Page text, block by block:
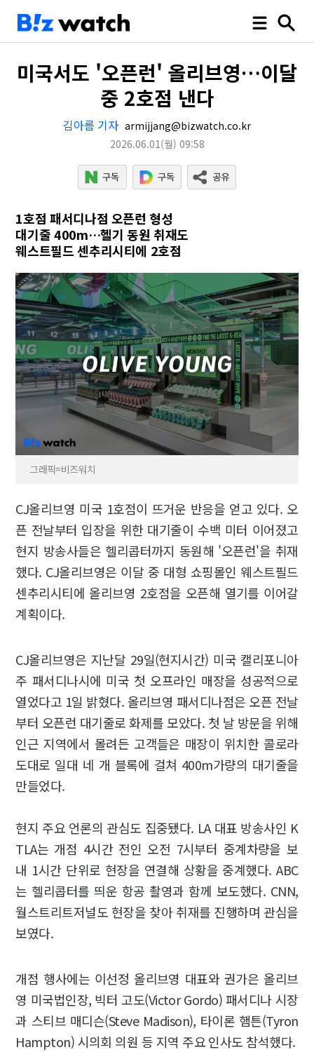
미국서도 '오픈런' 올리브영…이달
중 2호점 낸다
김아름 기자 armijjang@bizwatch.co.kr
2026.06.01(월) 09:58
1호점 패서디나점 오픈런 형성
대기줄 400m…헬기 동원 취재도
웨스트필드 센추리시티에 2호점
그래픽=비즈워치
CJ올리브영 미국 1호점이 뜨거운 반응을 얻고 있다. 오
픈 전날부터 입장을 위한 대기줄이 수백 미터 이어졌고
현지 방송사들은 헬리콥터까지 동원해 '오픈런'을 취재
했다. CJ올리브영은 이달 중 대형 쇼핑몰인 웨스트필드
센추리시티에 올리브영 2호점을 오픈해 열기를 이어갈
계획이다.
CJ올리브영은 지난달 29일(현지시간) 미국 캘리포니아
주 패서디나시에 미국 첫 오프라인 매장을 성공적으로
열었다고 1일 밝혔다. 올리브영 패서디나점은 오픈 전날
부터 오픈런 대기줄로 화제를 모았다. 첫 날 방문을 위해
인근 지역에서 몰려든 고객들은 매장이 위치한 콜로라
도대로 일대 네 개 블록에 걸쳐 400m가량의 대기줄을
만들었다.
현지 주요 언론의 관심도 집중됐다. LA 대표 방송사인 K
TLA는 개점 4시간 전인 오전 7시부터 중계차량을 보
내 1시간 단위로 현장을 연결해 상황을 중계했다. ABC
는 헬리콥터를 띄운 항공 촬영과 함께 보도했다. CNN,
월스트리트저널도 현장을 찾아 취재를 진행하며 관심을
보였다.
개점 행사에는 이선정 올리브영 대표와 권가은 올리브
영 미국법인장, 빅터 고도(Victor Gordo) 패서디나 시장
과 스티브 매디슨(Steve Madison), 타이론 햄튼(Tyron
Hampton) 시의회 의원 등 지역 주요 인사도 참석했다.